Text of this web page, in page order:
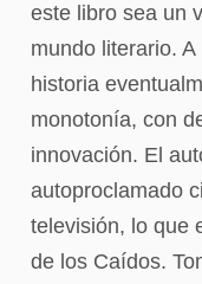
este libro sea un
mundo literario.
historia
monotonía, con
innovación. El
autoproclamado
televisión, lo que
de los Caídos.